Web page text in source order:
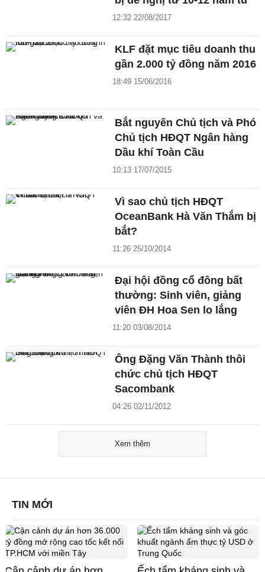
12:32 22/08/2017
KLF đặt mục tiêu doanh thu
gần 2.000 tỷ đồng năm 2016
18:49 15/06/2016
Bắt nguyên Chủ tịch và Phó
Chủ tịch HĐQT Ngân hàng
Dầu khí Toàn Cầu
10:13 17/07/2015
Vì sao chủ tịch HĐQT
OceanBank Hà Văn Thắm bị
bắt?
11:26 25/10/2014
Đại hội đồng cổ đông bất
thường: Sinh viên, giảng
viên ĐH Hoa Sen lo lắng
11:20 03/08/2014
Ông Đặng Văn Thành thôi
chức chủ tịch HĐQT
Sacombank
04:26 02/11/2012
Xem thêm
TIN MỚI